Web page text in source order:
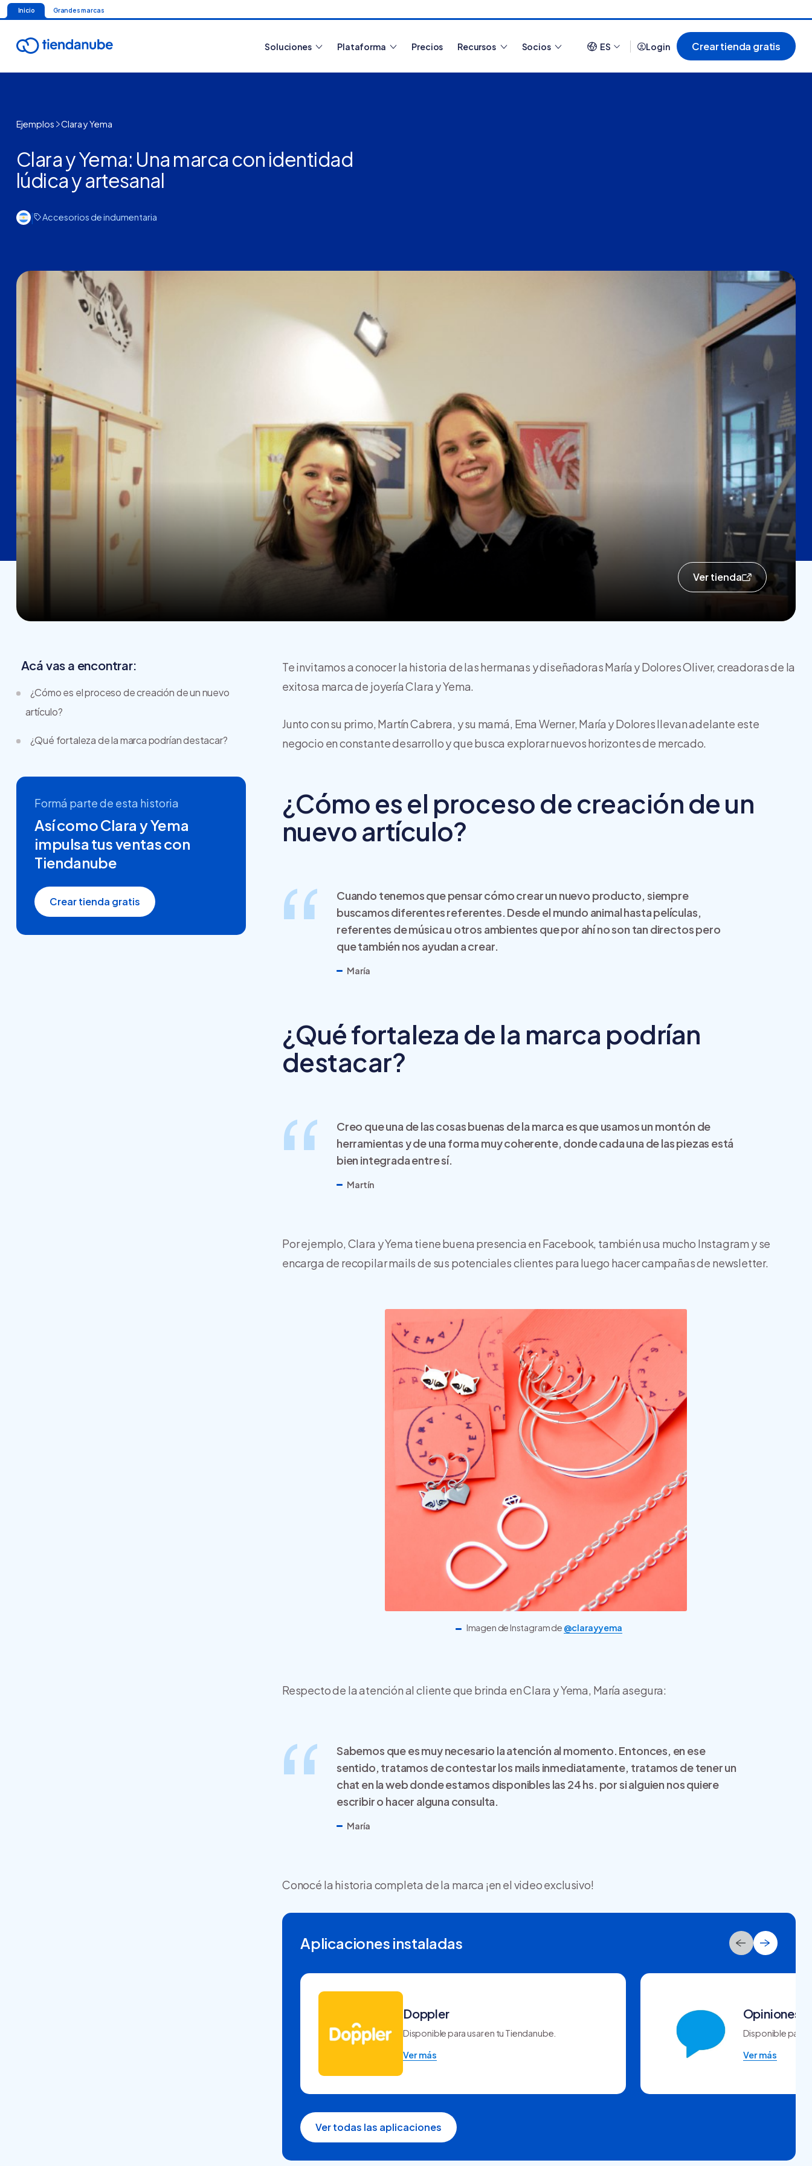
Inicio Grandes marcas
Soluciones Plataforma Precios Recursos
Tiendanube? Aprende a
Tiendanube? Conocé
argentinas creadas con
Tiendanube
Socios ES Login Crear tienda gratis
Ejemplos Clara y Yema
Clara y Yema: Una marca con identidad
lúdica y artesanal
| Accesorios de indumentaria
Ver tienda
Acá vas a encontrar:
¿Cómo es el proceso de creación de un nuevo
artículo?
¿Qué fortaleza de la marca podrían destacar?
Formá parte de esta historia
Así como Clara y Yema
impulsa tus ventas con
Tiendanube
Crear tienda gratis
Te invitamos a conocer la historia de las hermanas y diseñadoras María y Dolores Oliver, creadoras de la
exitosa marca de joyería Clara y Yema.
Junto con su primo, Martín Cabrera, y su mamá, Ema Werner, María y Dolores llevan adelante este
negocio en constante desarrollo y que busca explorar nuevos horizontes de mercado.
¿Cómo es el proceso de creación de un
nuevo artículo?
Cuando tenemos que pensar cómo crear un nuevo producto, siempre
buscamos diferentes referentes. Desde el mundo animal hasta películas,
referentes de música u otros ambientes que por ahí no son tan directos pero
que también nos ayudan a crear.
María
¿Qué fortaleza de la marca podrían
destacar?
Creo que una de las cosas buenas de la marca es que usamos un montón de
herramientas y de una forma muy coherente, donde cada una de las piezas está
bien integrada entre sí.
Martín
Por ejemplo, Clara y Yema tiene buena presencia en Facebook, también usa mucho Instagram y se
encarga de recopilar mails de sus potenciales clientes para luego hacer campañas de newsletter.
Imagen de Instagram de @clarayyema
Respecto de la atención al cliente que brinda en Clara y Yema, María asegura:
Sabemos que es muy necesario la atención al momento. Entonces, en ese
sentido, tratamos de contestar los mails inmediatamente, tratamos de tener un
chat en la web donde estamos disponibles las 24 hs. por si alguien nos quiere
escribir o hacer alguna consulta.
María
Conocé la historia completa de la marca ¡en el video exclusivo!
Aplicaciones instaladas
Doppler
Disponible para usar en tu Tiendanube.
Ver más
Opiniones
Disponible para
Ver más
Ver todas las aplicaciones